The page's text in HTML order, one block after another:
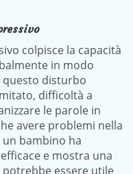
colpisce la capacità
in modo
questo disturbo
difficoltà a
le parole in
avere problemi nella
bambino ha
e mostra una
essere utile